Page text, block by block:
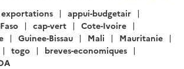
exportations
appui-budgetair
cap-vert
Cote-Ivoire
Guinee-Bissau Mali
Mauritanie
togo
breves-economiques